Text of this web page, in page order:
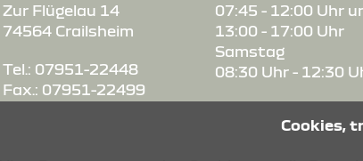
Zur Flügelau 14
74564 Crailsheim
Tel.: 07951-22448
Fax.: 07951-22499
07:45 - 12:00 Uhr
13:00 - 17:00 Uhr
Samstag
08:30 Uhr - 12:30
Montag - Freitag
Cookies,